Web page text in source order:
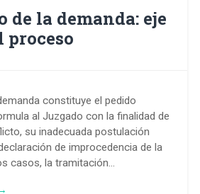
de la demanda: eje
proceso
constituye el pedido
al Juzgado con la finalidad de
su inadecuada postulación
de improcedencia de la
casos, la tramitación…